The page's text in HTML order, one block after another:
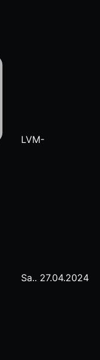
LVM-
Sa.. 27.04.2024